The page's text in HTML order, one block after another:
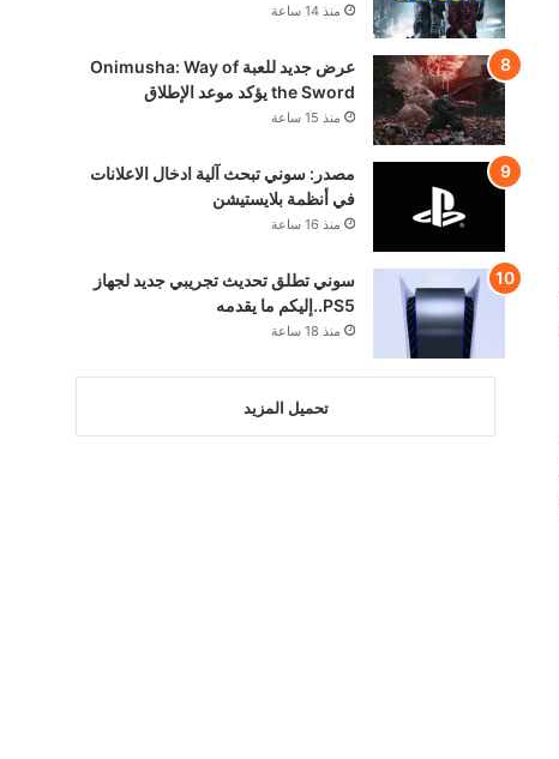
منذ 14 ساعة
عرض جديد للعبة Onimusha: Way of
the Sword يؤكد موعد الإطلاق
منذ 15 ساعة
مصدر: سوني تبحث آلية ادخال الاعلانات
في أنظمة بلايستيشن
منذ 16 ساعة
سوني تطلق تحديث تجريبي جديد لجهاز
PS5..إليكم ما يقدمه
منذ 18 ساعة
تحميل المزيد